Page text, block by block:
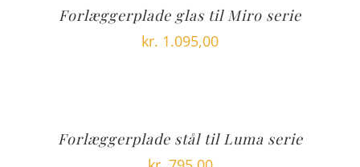
Forlæggerplade glas til Miro serie
kr. 1.095,00
Forlæggerplade stål til Luma serie